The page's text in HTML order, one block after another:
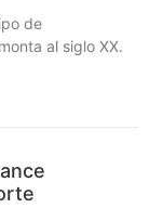
de
al siglo XX.